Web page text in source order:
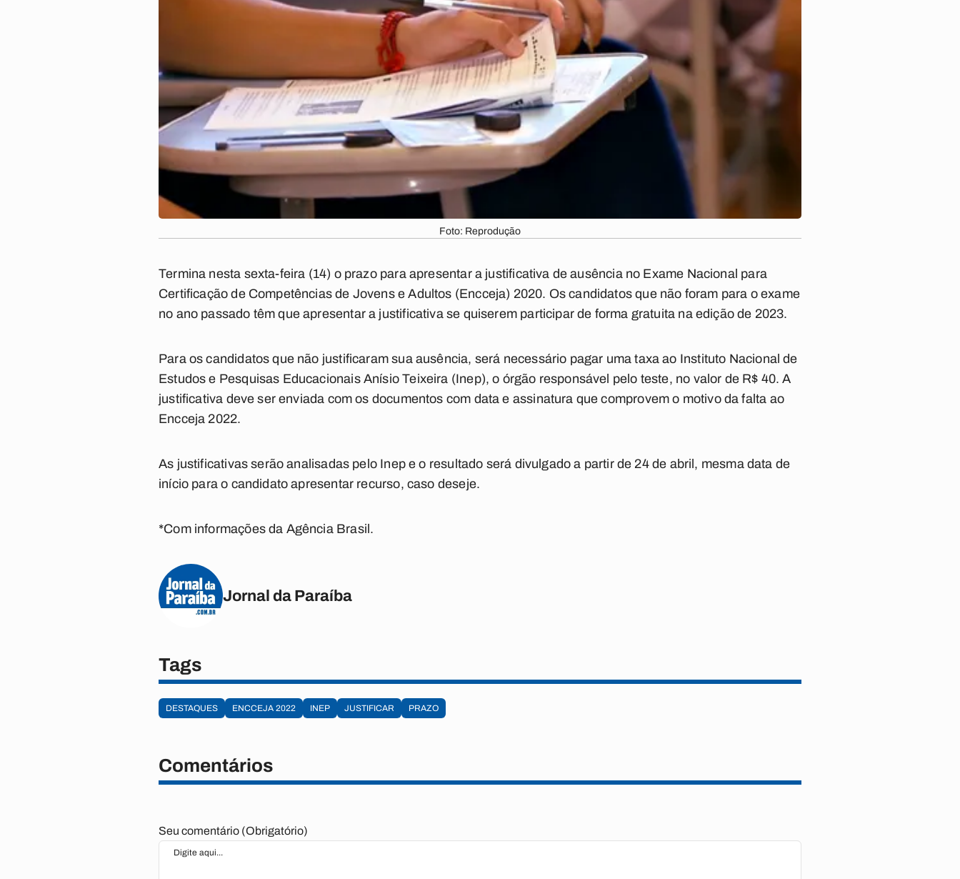
Foto: Reprodução
Termina nesta sexta-feira (14) o prazo para apresentar a justificativa de ausência no Exame Nacional para
Certificação de Competências de Jovens e Adultos (Encceja) 2020. Os candidatos que não foram para o exame
no ano passado têm que apresentar a justificativa se quiserem participar de forma gratuita na edição de 2023.
Para os candidatos que não justificaram sua ausência, será necessário pagar uma taxa ao Instituto Nacional de
Estudos e Pesquisas Educacionais Anísio Teixeira (Inep), o órgão responsável pelo teste, no valor de R$ 40. A
justificativa deve ser enviada com os documentos com data e assinatura que comprovem o motivo da falta ao
Encceja 2022.
As justificativas serão analisadas pelo Inep e o resultado será divulgado a partir de 24 de abril, mesma data de
início para o candidato apresentar recurso, caso deseje.
*Com informações da Agência Brasil.
Jornal da Paraíba
Tags
DESTAQUES ENCCEJA 2022 INEP JUSTIFICAR PRAZO
Comentários
Seu comentário (Obrigatório)